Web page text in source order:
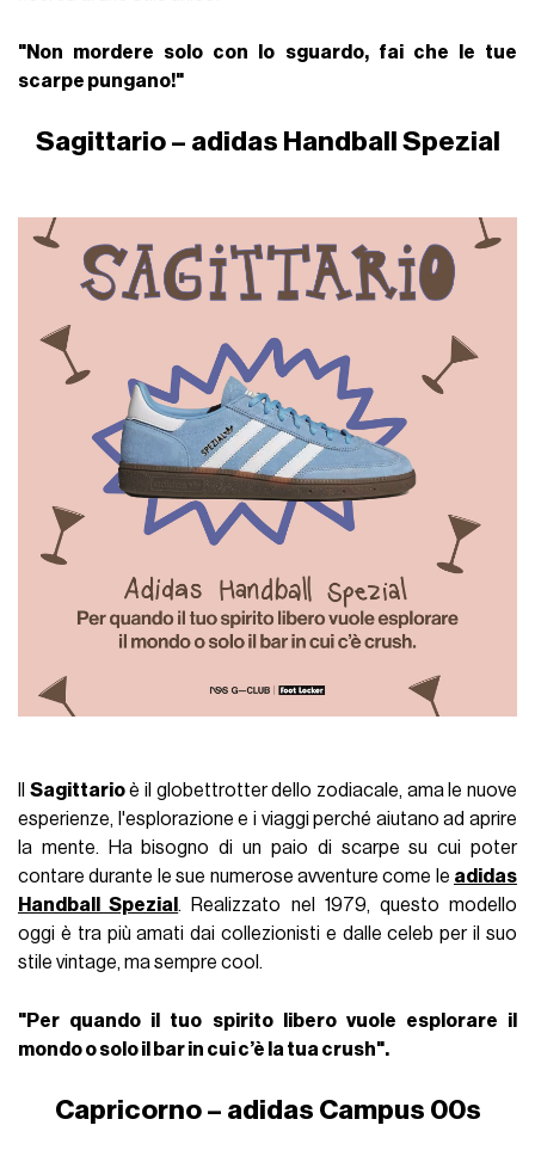
"Non mordere solo con lo sguardo, fai che le tue
scarpe pungano!"
Sagittario – adidas Handball Spezial
Sagittarioè il globettrotter dello zodiacale, ama le nuove
esperienze, l'esplorazione e i viaggi perché aiutano ad aprire
la mente. Ha bisogno di un paio di scarpe su cui poter
contare durante le sue numerose avventure come le adidas
Handball Spezial . Realizzato nel 1979, questo modello
oggi è tra più amati dai collezionisti e dalle celeb per il suo
stile vintage, ma sempre cool.
"Per quando il tuo spirito libero vuole esplorare il
mondo o solo il bar in cui c’è la tua crush".
Capricorno – adidas Campus 00s